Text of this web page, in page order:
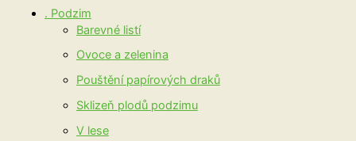
. Podzim
Barevné listí
Ovoce a zelenina
Pouštění papírových draků
Sklizeň plodů podzimu
V lese